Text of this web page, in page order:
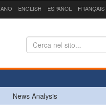
ENGLISH ESPAÑOL FRANÇAIS
News Analysis